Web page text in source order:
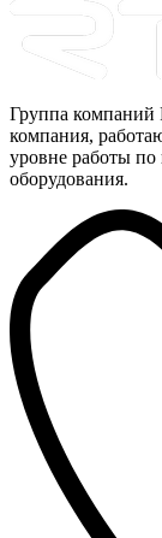
Группа компаний
компания,
уровне работы
оборудования.